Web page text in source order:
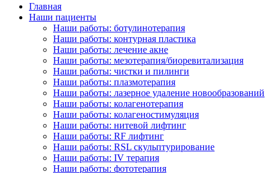
Главная
Наши пациенты
Наши работы: ботулинотерапия
Наши работы: контурная пластика
Наши работы: лечение акне
Наши работы: мезотерапия/биоревитализация
Наши работы: чистки и пилинги
Наши работы: плазмотерапия
Наши работы: лазерное удаление новообразований
Наши работы: колагенотерапия
Наши работы: колагеностимуляция
Наши работы: нитевой лифтинг
Наши работы: RF лифтинг
Наши работы: RSL скульптурирование
Наши работы: IV терапия
Наши работы: фототерапия